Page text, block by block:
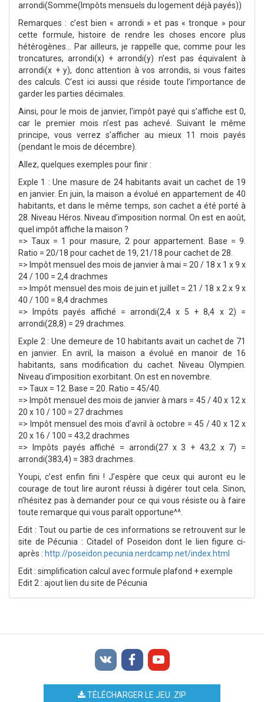
arrondi(Somme(Impôts mensuels du logement déjà payés))
Remarques : c’est bien « arrondi » et pas « tronque » pour
cette formule, histoire de rendre les choses encore plus
hétérogènes… Par ailleurs, je rappelle que, comme pour les
troncatures, arrondi(x) + arrondi(y) n’est pas équivalent à
arrondi(x + y), donc attention à vos arrondis, si vous faites
des calculs. C’est ici aussi que réside toute l’importance de
garder les parties décimales.
Ainsi, pour le mois de janvier, l’impôt payé qui s’affiche est 0,
car le premier mois n’est pas achevé. Suivant le même
principe, vous verrez s’afficher au mieux 11 mois payés
(pendant le mois de décembre).
Allez, quelques exemples pour finir :
Exple 1 : Une masure de 24 habitants avait un cachet de 19
en janvier. En juin, la maison a évolué en appartement de 40
habitants, et dans le même temps, son cachet a été porté à
28. Niveau Héros. Niveau d’imposition normal. On est en août,
quel impôt affiche la maison ?
=> Taux = 1 pour masure, 2 pour appartement. Base = 9.
Ratio = 20/18 pour cachet de 19, 21/18 pour cachet de 28.
=> Impôt mensuel des mois de janvier à mai = 20 / 18 x 1 x 9 x
24 / 100 = 2,4 drachmes
=> Impôt mensuel des mois de juin et juillet = 21 / 18 x 2 x 9 x
40 / 100 = 8,4 drachmes
=> Impôts payés affiché = arrondi(2,4 x 5 + 8,4 x 2) =
arrondi(28,8) = 29 drachmes.
Exple 2 : Une demeure de 10 habitants avait un cachet de 71
en janvier. En avril, la maison a évolué en manoir de 16
habitants, sans modification du cachet. Niveau Olympien.
Niveau d’imposition exorbitant. On est en novembre.
=> Taux = 12. Base = 20. Ratio = 45/40.
=> Impôt mensuel des mois de janvier à mars = 45 / 40 x 12 x
20 x 10 / 100 = 27 drachmes
=> Impôt mensuel des mois d’avril à octobre = 45 / 40 x 12 x
20 x 16 / 100 = 43,2 drachmes
=> Impôts payés affiché = arrondi(27 x 3 + 43,2 x 7) =
arrondi(383,4) = 383 drachmes.
Youpi, c’est enfin fini ! J’espère que ceux qui auront eu le
courage de tout lire auront réussi à digérer tout cela. Sinon,
n’hésitez pas à demander pour ce qui vous résiste ou à faire
toute remarque qui vous paraît opportune^^.
Edit : Tout ou partie de ces informations se retrouvent sur le
site de Pécunia : Citadel of Poseidon dont le lien figure ci-
après : http://poseidon.pecunia.nerdcamp.net/index.html
Edit : simplification calcul avec formule plafond + exemple
Edit 2 : ajout lien du site de Pécunia
TÉLÉCHARGER LE JEU .ZIP